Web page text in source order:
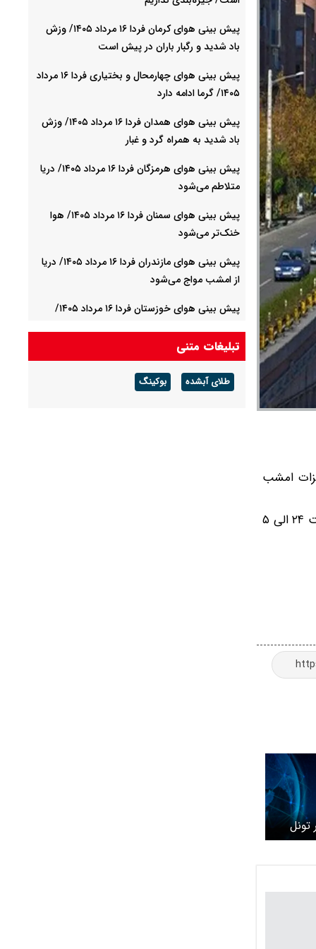
امشب
با توجه به انجام عملیات تعمیر، نگهداری و کالیبراسیون تجهیزات تونل‌ توحید، هر دو مسیر این تونل در تاریخ ۱۴۰۴.۰۵.۱۸ از ساعت ۲۴ الی ۵
تونل
پیش بینی هوای کرمان فردا ۱۶ مرداد ۱۴۰۵/ وزش
باد شدید و رگبار باران در پیش است
پیش بینی هوای چهارمحال و بختیاری فردا ۱۶ مرداد
۱۴۰۵/ گرما ادامه دارد
پیش بینی هوای همدان فردا ۱۶ مرداد ۱۴۰۵/ وزش
باد شدید به همراه گرد و غبار
پیش بینی هوای هرمزگان فردا ۱۶ مرداد ۱۴۰۵/ دریا
متلاطم می‌شود
پیش بینی هوای سمنان فردا ۱۶ مرداد ۱۴۰۵/ هوا
خنک‌تر می‌شود
پیش بینی هوای مازندران فردا ۱۶ مرداد ۱۴۰۵/ دریا
از امشب مواج می‌شود
پیش بینی هوای خوزستان فردا ۱۶ مرداد ۱۴۰۵/
باد و رگبار پراکنده
تبلیغات متنی
طلای آبشده بوکینگ